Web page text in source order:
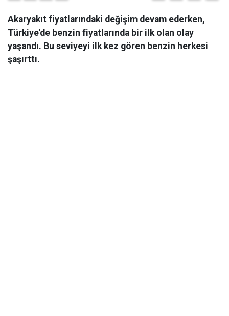
Akaryakıt fiyatlarındaki değişim devam ederken,
Türkiye'de benzin fiyatlarında bir ilk olan olay
yaşandı. Bu seviyeyi ilk kez gören benzin herkesi
şaşırttı.